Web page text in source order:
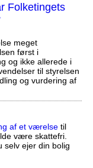
Folketingets
meget
først i
og ikke allerede i
til styrelsen
og vurdering af
af et værelsetil
være skattefri.
selv ejer din bolig